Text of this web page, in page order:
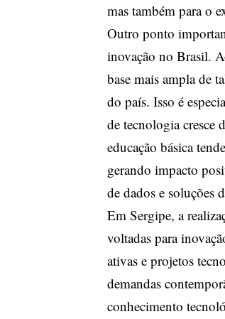
mas também para o
Outro ponto
inovação no Brasil.
base mais ampla de
do país. Isso é
de tecnologia cresce
educação básica
gerando impacto
de dados e soluções
Em Sergipe, a
voltadas para
ativas e projetos
demandas
conhecimento